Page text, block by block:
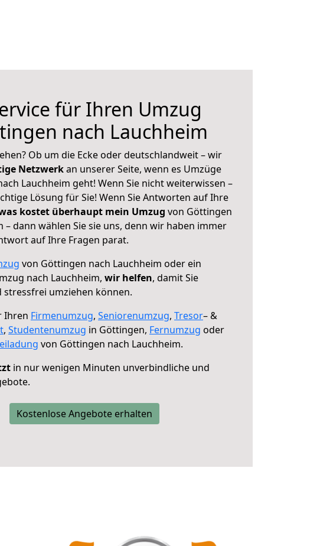
für Ihren Umzug
nach Lauchheim
Ob um die Ecke oder deutschlandweit – wir
Netzwerkan unserer Seite, wenn es Umzüge
Lauchheim geht! Wenn Sie nicht weiterwissen –
Lösung für Sie! Wenn Sie Antworten auf Ihre
kostet überhaupt mein Umzug von Göttingen
– dann wählen Sie sie uns, denn wir haben immer
auf Ihre Fragen parat.
von Göttingen nach Lauchheim oder ein
nach Lauchheim, wir helfen, damit Sie
umziehen können.
Ihren Firmenumzug, Seniorenumzug, Tresor– &
, Studentenumzug in Göttingen, Fernumzug oder
von Göttingen nach Lauchheim.
in nur wenigen Minuten unverbindliche und
Kostenlose Angebote erhalten